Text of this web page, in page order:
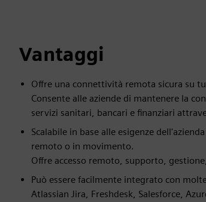
Vantaggi
Offre una connettività remota sicura su
Consente alle aziende di mantenere la
servizi sanitari, bancari e finanziari
Scalabile in base alle esigenze
remoto o in movimento.
Offre accesso remoto, supporto,
Può essere facilmente integrato con
Atlassian Jira, Freshdesk, Salesforce,